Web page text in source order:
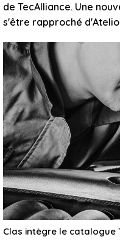
de TecAlliance. Une
s'être rapproché
Clas intègre le catalogue